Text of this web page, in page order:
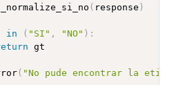
( response )
in ( "SI" , "NO" ) :
gt
( "No pude encontrar la